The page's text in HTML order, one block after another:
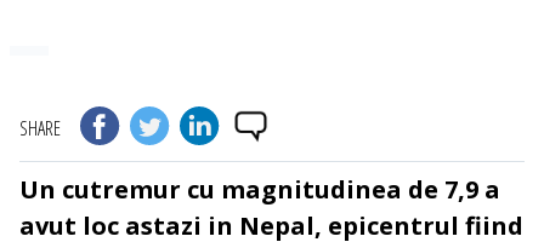
SHARE
Un cutremur cu magnitudinea de 7,9 a
avut loc astazi in Nepal, epicentrul fiind